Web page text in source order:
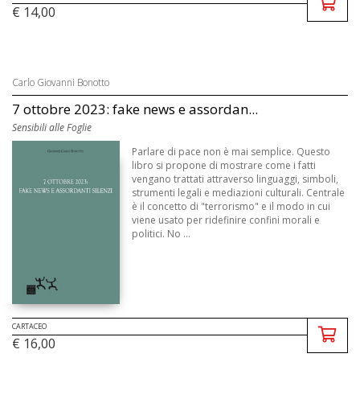
€ 14,00
Carlo Giovanni Bonotto
7 ottobre 2023: fake news e assordan...
Sensibili alle Foglie
Parlare di pace non è mai semplice. Questo
libro si propone di mostrare come i fatti
vengano trattati attraverso linguaggi, simboli,
strumenti legali e mediazioni culturali. Centrale
è il concetto di "terrorismo" e il modo in cui
viene usato per ridefinire confini morali e
politici. No ...
CARTACEO
€ 16,00